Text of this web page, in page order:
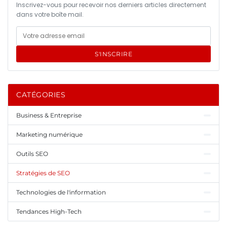
Inscrivez-vous pour recevoir nos derniers articles directement
dans votre boîte mail.
S'INSCRIRE
CATÉGORIES
Business & Entreprise
Marketing numérique
Outils SEO
Stratégies de SEO
Technologies de l'information
Tendances High-Tech